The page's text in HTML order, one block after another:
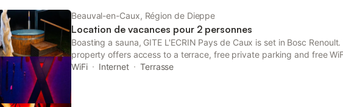
Beauval-en-Caux, Région de Dieppe
Location de vacances pour 2 personnes
Boasting a sauna, GITE L'ECRIN Pays de Caux is set in Bosc Renoult.
property offers access to a terrace, free private parking and free
Rouen Rive Droite is 38 km away and Rouen Kindarena Sports Hall is
WiFi Internet Terrasse